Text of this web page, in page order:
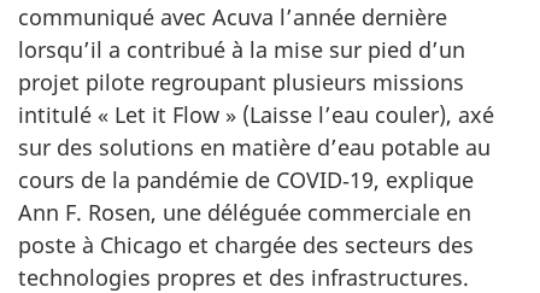
communiqué avec Acuva l’année dernière
lorsqu’il a contribué à la mise sur pied d’un
projet pilote regroupant plusieurs missions
intitulé « Let it Flow » (Laisse l’eau couler), axé
sur des solutions en matière d’eau potable au
cours de la pandémie de COVID‑19, explique
Ann F. Rosen, une déléguée commerciale en
poste à Chicago et chargée des secteurs des
technologies propres et des infrastructures.